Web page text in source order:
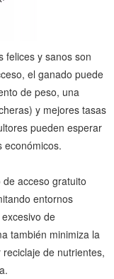
felices y sanos son
el ganado puede
de peso, una
y mejores tasas
pueden esperar
económicos.
de acceso gratuito
entornos
de
también minimiza la
de nutrientes,